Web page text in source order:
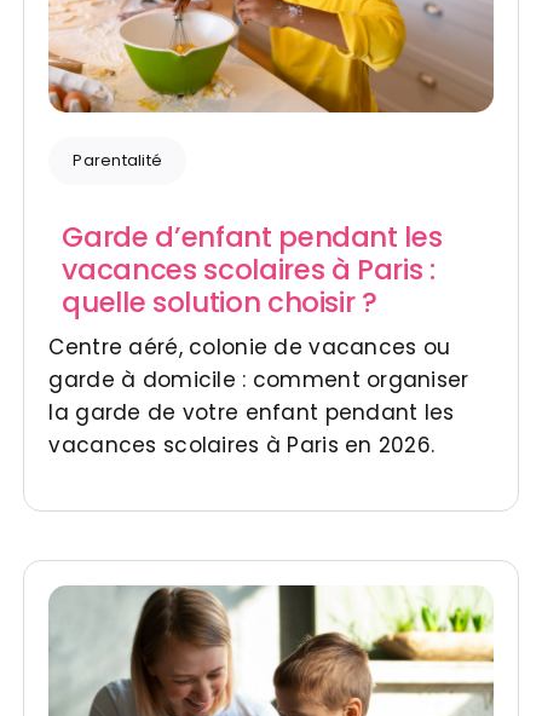
Parentalité
Garde d’enfant pendant les
vacances scolaires à Paris :
quelle solution choisir ?
Centre aéré, colonie de vacances ou
garde à domicile : comment organiser
la garde de votre enfant pendant les
vacances scolaires à Paris en 2026.